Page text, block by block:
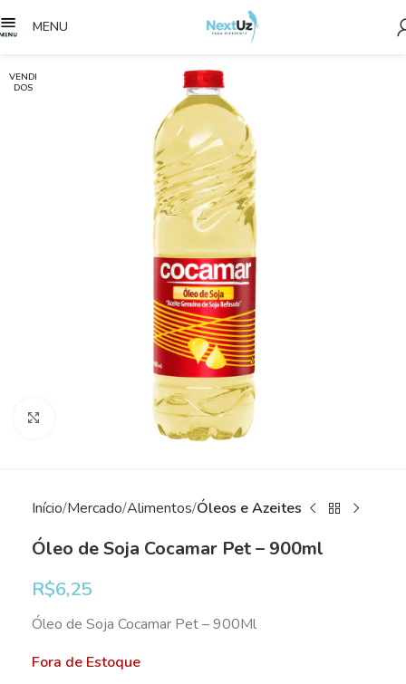
MENU
VENDI
DOS
Clique para ampliar
Início Mercado Alimentos Óleos e Azeites
Óleo de Soja Cocamar Pet – 900ml
R$6,25
Óleo de Soja Cocamar Pet – 900Ml
Fora de Estoque